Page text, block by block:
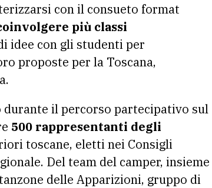
con il consueto format
più classi
idee con gli studenti per
proposte per la Toscana,
durante il percorso partecipativo sul
500 rappresentanti degli
toscane, eletti nei Consigli
Del team del camper, insieme
delle Apparizioni, gruppo di